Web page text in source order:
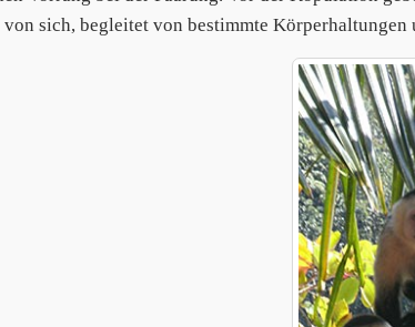
von sich, begleitet von bestimmte